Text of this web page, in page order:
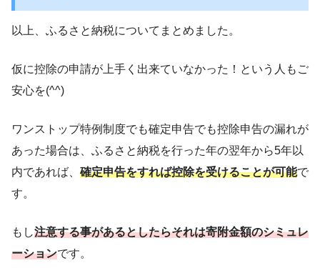
以上、ふるさと納税についてまとめました。
仮に控除の申請が上手く出来ていなかった！という人もご
安心を(^^)
ワンストップ特例制度でも確定申告でも控除申告の漏れが
あった場合は、ふるさと納税を行った年の翌年から5年以
内であれば、 確定申告をすれば控除を受けることが可能で
す。
もし注意する事があるとしたらそれは寄附金額のシミュレ
ーションです。